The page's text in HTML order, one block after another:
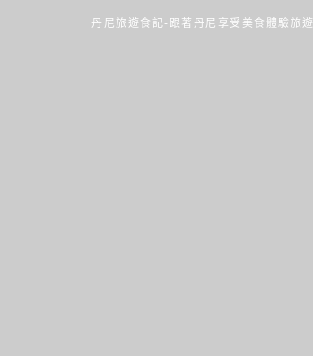
丹尼旅遊食記-跟著丹尼享受美食體驗旅遊